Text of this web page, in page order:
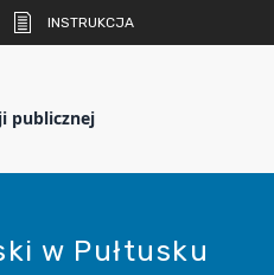
INSTRUKCJA
publicznej
w Pułtusku